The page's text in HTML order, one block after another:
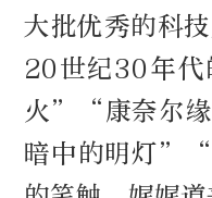
大批优秀的科
20世纪30年
火”“康奈尔
暗中的明灯”“